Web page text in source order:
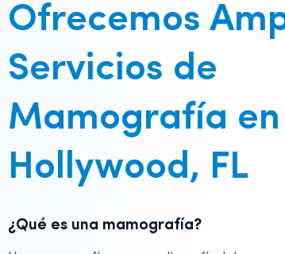
Ofrecemos
Servicios de
Mamografía en
Hollywood, FL
¿Qué es una mamografía?